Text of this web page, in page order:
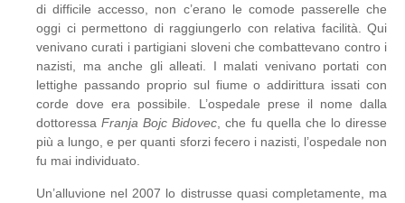
di difficile accesso, non c’erano le comode passerelle che
oggi ci permettono di raggiungerlo con relativa facilità. Qui
venivano curati i partigiani sloveni che combattevano contro i
nazisti, ma anche gli alleati. I malati venivano portati con
lettighe passando proprio sul fiume o addirittura issati con
corde dove era possibile. L’ospedale prese il nome dalla
dottoressaFranja Bojc Bidovec , che fu quella che lo diresse
più a lungo, e per quanti sforzi fecero i nazisti, l’ospedale non
fu mai individuato.
Un’alluvione nel 2007 lo distrusse quasi completamente, ma